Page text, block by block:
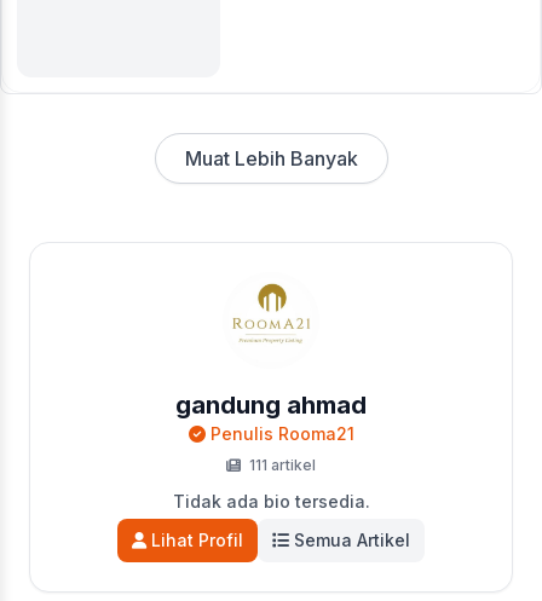
Muat Lebih Banyak
gandung ahmad
Penulis Rooma21
111 artikel
Tidak ada bio tersedia.
Lihat Profil
Semua Artikel